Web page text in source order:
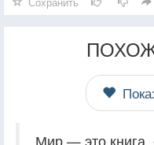
Мир — это книга,